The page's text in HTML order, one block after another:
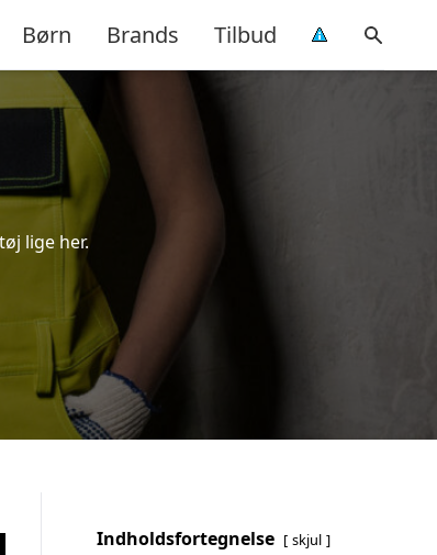
Børn Brands Tilbud
lige her.
Indholdsfortegnelse skjul